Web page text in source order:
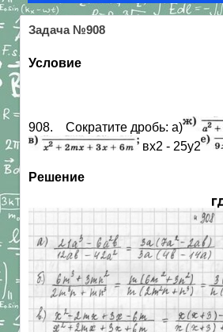
Задача №908
Условие
908. Сократите дробь: а)
вх2 - 25у2
Решение